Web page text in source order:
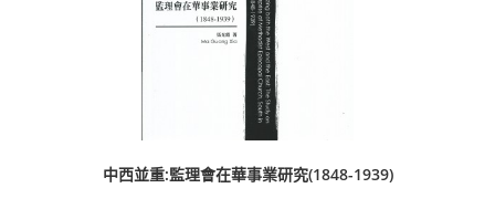
中西並重:監理會在華事業研究(1848-1939)